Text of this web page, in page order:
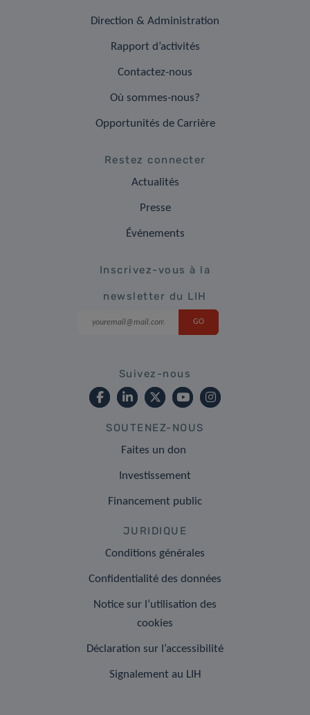
Direction & Administration
Rapport d’activités
Contactez-nous
Où sommes-nous?
Opportunités de Carrière
Restez connecter
Actualités
Presse
Événements
Inscrivez-vous à la
newsletter du LIH
Suivez-nous
SOUTENEZ-NOUS
Faites un don
Investissement
Financement public
JURIDIQUE
Conditions générales
Confidentialité des données
Notice sur l’utilisation des
cookies
Déclaration sur l’accessibilité
Signalement au LIH